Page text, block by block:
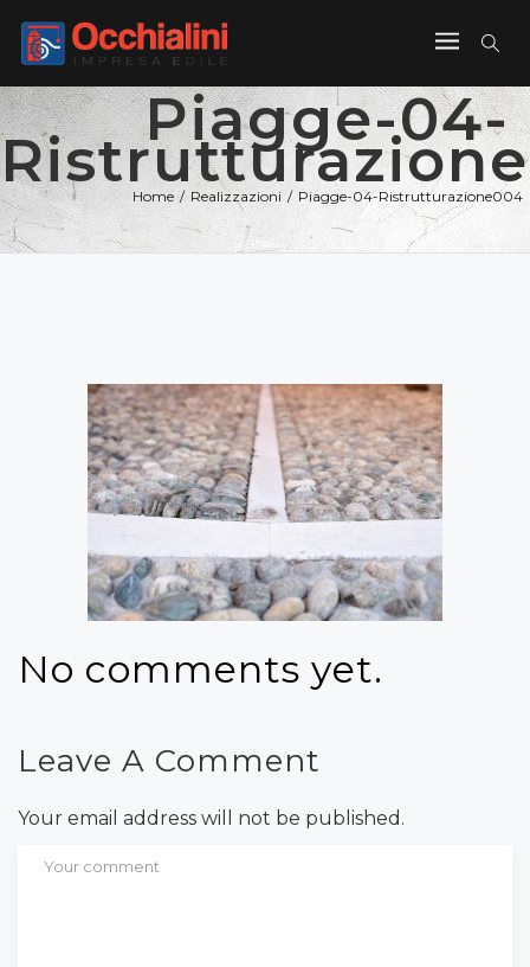
Piagge-04-
Home / Realizzazioni / Piagge-04-Ristrutturazione004
No comments yet.
Leave A Comment
Your email address will not be published.